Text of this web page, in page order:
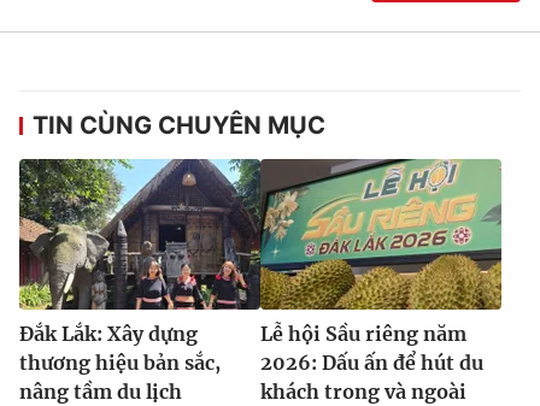
TIN CÙNG CHUYÊN MỤC
Đắk Lắk: Xây dựng
thương hiệu bản sắc,
nâng tầm du lịch
Lễ hội Sầu riêng năm
2026: Dấu ấn để hút du
khách trong và ngoài